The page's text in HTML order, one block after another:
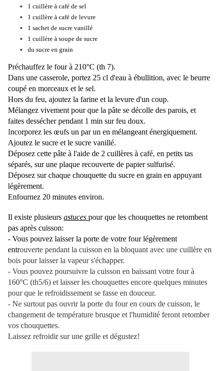
1 cuillère à café de sel
1 cuillère à café de levure
1 sachet de sucre vanillé
1 cuillère à soupe de sucre
du sucre en grain
Préchauffez le four à 210°C (th 7).
Dans une casserole, portez 25 cl d'eau à ébullition, avec le beurre
coupé en morceaux et le sel.
Hors du feu, ajoutez la farine et la levure d'un coup.
Mélangez vivement pour que la pâte se décolle des parois, et
faites dessécher pendant 1 min sur feu doux.
Incorporez les œufs un par un en mélangeant énergiquement.
Ajoutez le sucre et le sucre vanillé.
Déposez cette pâte à l'aide de 2 cuillères à café, en petits tas
séparés, sur une plaque recouverte de papier sulfurisé.
Déposez sur chaque chouquette du sucre en grain en appuyant
légèrement.
Enfournez 20 minutes environ.
Il existe plusieurs astuces pour que les chouquettes ne retombent
pas après cuisson:
- Vous pouvez laisser la porte de votre four légèrement
entrouverte pendant la cuisson en la bloquant avec une cuillère en
bois pour laisser la vapeur s'échapper.
- Vous pouvez poursuivre la cuisson en baissant votre four à
160°C (th5/6) et laisser les chouquettes encore quelques minutes
pour que le refroidissement se fasse en douceur.
- Ne surtout pas ouvrir la porte du four en cours de cuisson, le
changement de température brusque et l'humidité feront retomber
vos chouquettes.
Laissez refroidir sur une grille et dégustez!